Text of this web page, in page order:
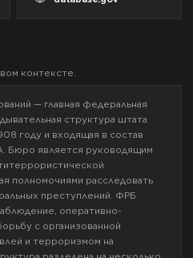
контексте.
— главная федеральная
структура штата
году и входящая в состав
Бюро является руководящим
полномочиями расследовать
преступлений. ФРБ
оперативно-
с организованной
и терроризмом на